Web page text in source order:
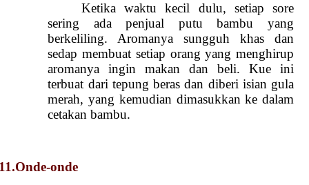
Ketika waktu kecil dulu, setiap sore
sering ada penjual putu bambu yang
berkeliling. Aromanya sungguh khas dan
sedap membuat setiap orang yang menghirup
aromanya ingin makan dan beli. Kue ini
terbuat dari tepung beras dan diberi isian gula
merah, yang kemudian dimasukkan ke dalam
cetakan bambu.
onde